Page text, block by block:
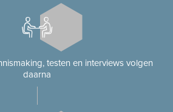
testen en interviews volgen
daarna